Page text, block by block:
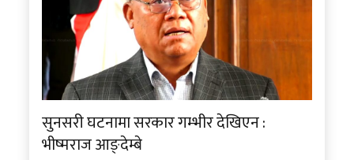
सुनसरी घटनामा सरकार गम्भीर देखिएन :
भीष्मराज आङ्देम्बे